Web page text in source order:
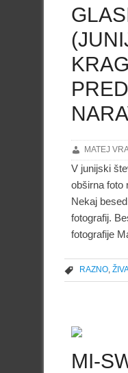
MATEJ
V junijski
obširna foto
Nekaj
fotografij.
fotografije
RAZNO
MI-